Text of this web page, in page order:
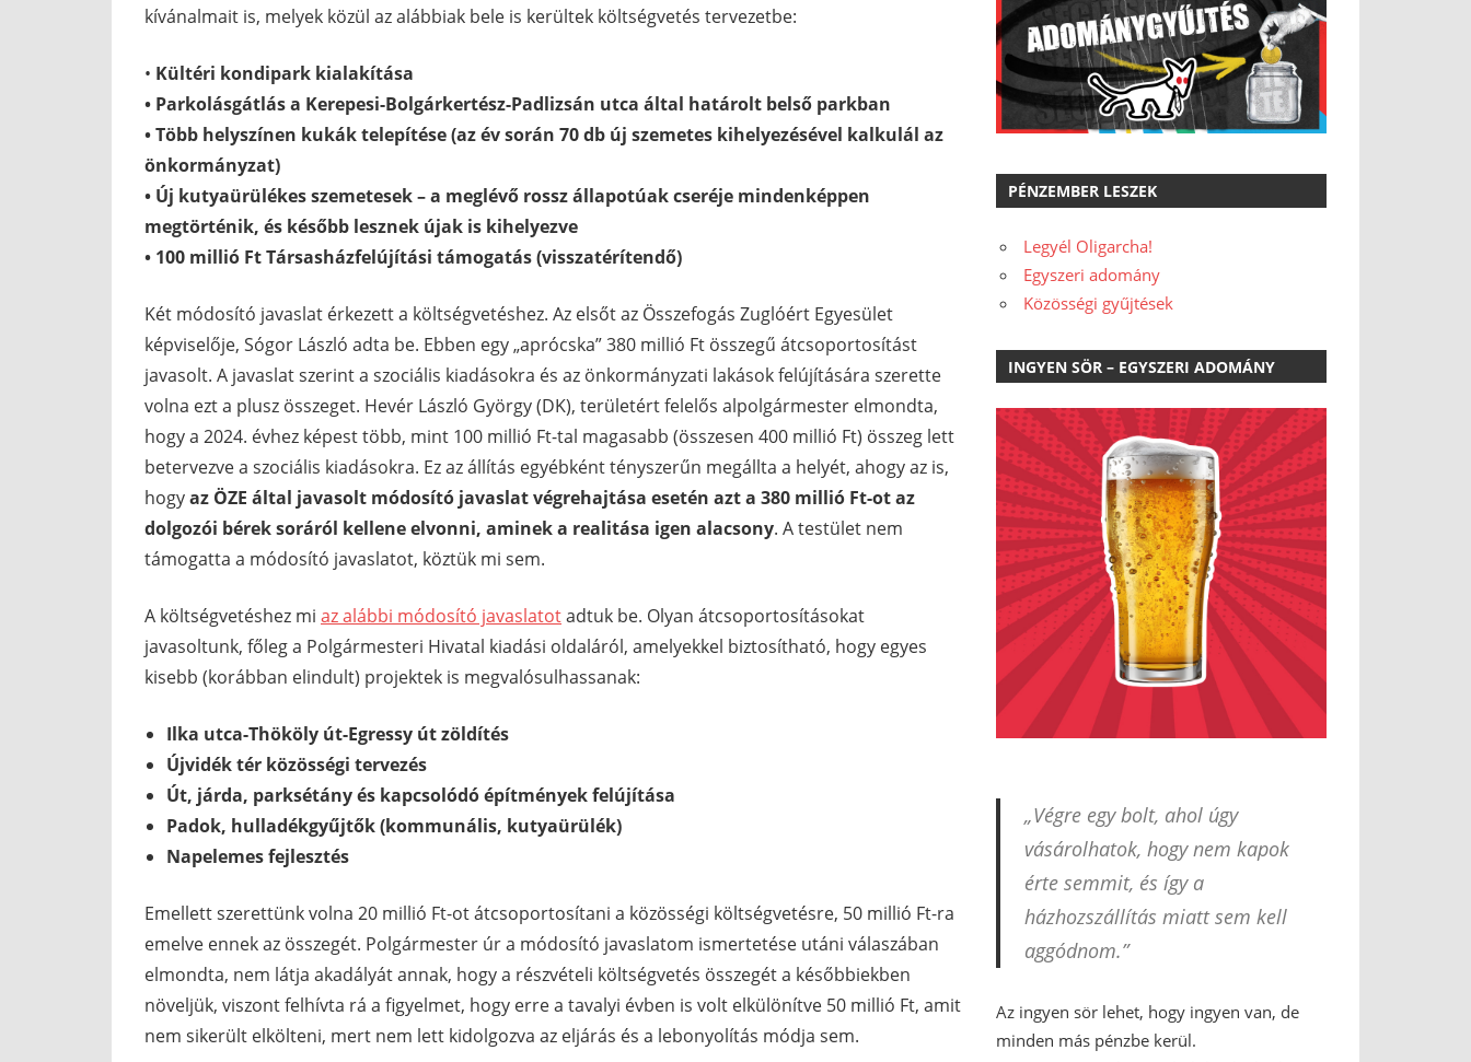
kívánalmait is, melyek közül az alábbiak bele is kerültek költségvetés tervezetbe:
• Kültéri kondipark kialakítása
• Parkolásgátlás a Kerepesi-Bolgárkertész-Padlizsán utca által határolt belső parkban
• Több helyszínen kukák telepítése (az év során 70 db új szemetes kihelyezésével kalkulál az
önkormányzat)
• Új kutyaürülékes szemetesek – a meglévő rossz állapotúak cseréje mindenképpen
megtörténik, és később lesznek újak is kihelyezve
• 100 millió Ft Társasházfelújítási támogatás (visszatérítendő)
Két módosító javaslat érkezett a költségvetéshez. Az elsőt az Összefogás Zuglóért Egyesület
képviselője, Sógor László adta be. Ebben egy „aprócska” 380 millió Ft összegű átcsoportosítást
javasolt. A javaslat szerint a szociális kiadásokra és az önkormányzati lakások felújítására szerette
volna ezt a plusz összeget. Hevér László György (DK), területért felelős alpolgármester elmondta,
hogy a 2024. évhez képest több, mint 100 millió Ft-tal magasabb (összesen 400 millió Ft) összeg lett
betervezve a szociális kiadásokra. Ez az állítás egyébként tényszerűn megállta a helyét, ahogy az is,
hogyaz ÖZE által javasolt módosító javaslat végrehajtása esetén azt a 380 millió Ft-ot az
dolgozói bérek soráról kellene elvonni, aminek a realitása igen alacsony. A testület nem
támogatta a módosító javaslatot, köztük mi sem.
A költségvetéshez mi az alábbi módosító javaslatotadtuk be. Olyan átcsoportosításokat
javasoltunk, főleg a Polgármesteri Hivatal kiadási oldaláról, amelyekkel biztosítható, hogy egyes
kisebb (korábban elindult) projektek is megvalósulhassanak:
Ilka utca-Thököly út-Egressy út zöldítés
Újvidék tér közösségi tervezés
Út, járda, parksétány és kapcsolódó építmények felújítása
Padok, hulladékgyűjtők (kommunális, kutyaürülék)
Napelemes fejlesztés
Emellett szerettünk volna 20 millió Ft-ot átcsoportosítani a közösségi költségvetésre, 50 millió Ft-ra
emelve ennek az összegét. Polgármester úr a módosító javaslatom ismertetése utáni válaszában
elmondta, nem látja akadályát annak, hogy a részvételi költségvetés összegét a későbbiekben
növeljük, viszont felhívta rá a figyelmet, hogy erre a tavalyi évben is volt elkülönítve 50 millió Ft, amit
nem sikerült elkölteni, mert nem lett kidolgozva az eljárás és a lebonyolítás módja sem.
PÉNZEMBER LESZEK
Legyél Oligarcha!
Egyszeri adomány
Közösségi gyűjtések
INGYEN SÖR – EGYSZERI ADOMÁNY
„Végre egy bolt, ahol úgy
vásárolhatok, hogy nem kapok
érte semmit, és így a
házhozszállítás miatt sem kell
aggódnom.”
Az ingyen sör lehet, hogy ingyen van, de
minden más pénzbe kerül.